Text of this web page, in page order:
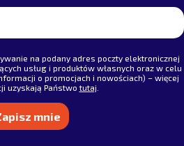
na podany adres poczty elektronicznej
usług i produktów własnych oraz w celu
o promocjach i nowościach) – więcej
uzyskają Państwotutaj